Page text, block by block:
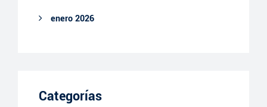
enero 2026
Categorías